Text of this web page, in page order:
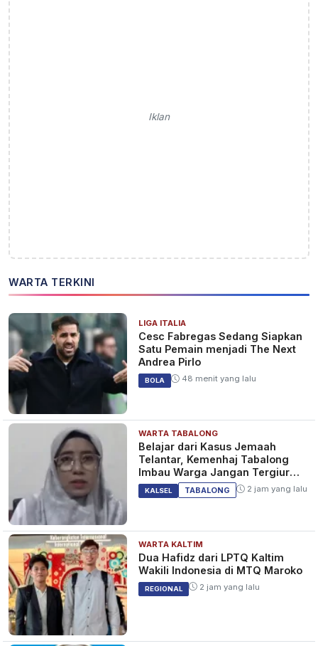
Iklan
WARTA TERKINI
LIGA ITALIA
Cesc Fabregas Sedang Siapkan
Satu Pemain menjadi The Next
Andrea Pirlo
BOLA 48 menit yang lalu
WARTA TABALONG
Belajar dari Kasus Jemaah
Telantar, Kemenhaj Tabalong
Imbau Warga Jangan Tergiur
Umrah Murah
KALSEL TABALONG 2 jam yang lalu
WARTA KALTIM
Dua Hafidz dari LPTQ Kaltim
Wakili Indonesia di MTQ Maroko
REGIONAL 2 jam yang lalu